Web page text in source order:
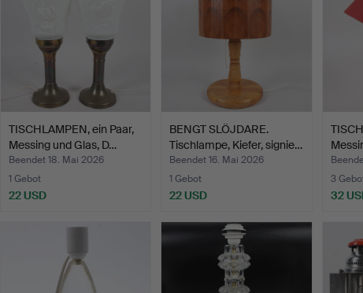
TISCHLAMPEN, ein Paar,
Messing und Glas, D…
Beendet 18. Mai 2026
1 Gebot
22 USD
BENGT SLÖJDARE.
Tischlampe, Kiefer, signie…
Beendet 16. Mai 2026
1 Gebot
22 USD
3
32